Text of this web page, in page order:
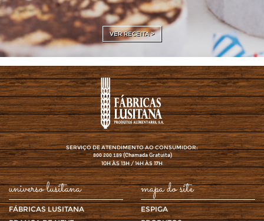
VER RECEITA >
SERVIÇO DE ATENDIMENTO AO CONSUMIDOR:
800 200 189(Chamada Gratuita)
10H ÀS 13H / 14H ÀS 17H
universo lusitana
FÁBRICAS LUSITANA
mapa do site
ESPIGA